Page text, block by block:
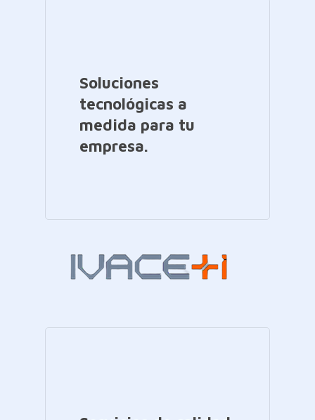
Soluciones
tecnológicas a
medida para tu
empresa.